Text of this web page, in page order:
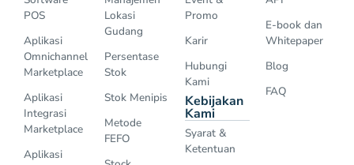
POS
Aplikasi
Omnichannel
Marketplace
Aplikasi
Integrasi
Marketplace
Aplikasi
Lokasi
Gudang
Persentase
Stok
Stok Menipis
Metode
FEFO
Promo
Karir
Hubungi
Kami
Kebijakan
Kami
Syarat &
Ketentuan
E-book dan
Whitepaper
Blog
FAQ